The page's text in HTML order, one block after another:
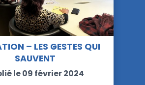
– LES GESTES QUI
SAUVENT
le 09 février 2024